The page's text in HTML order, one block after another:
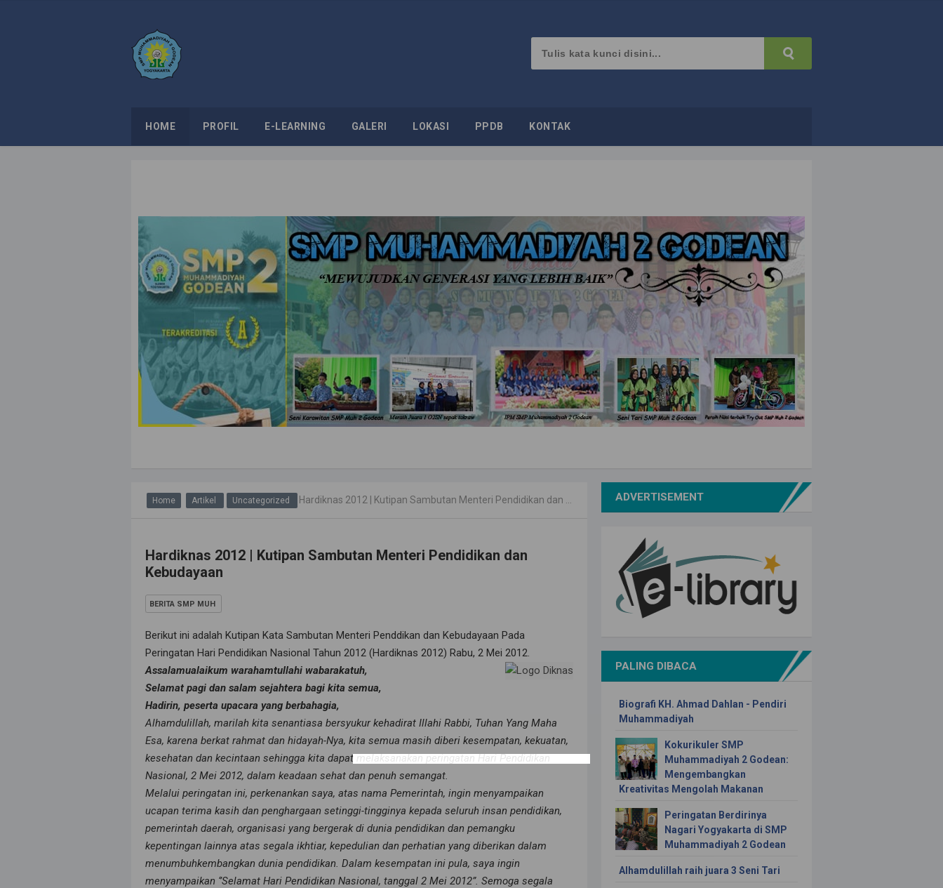
HOME PROFIL E-LEARNING GALERI LOKASI PPDB KONTAK
Home Artikel Uncategorized Hardiknas 2012 | Kutipan Sambutan Menteri Pendidikan dan Kebudayaan
Hardiknas 2012 | Kutipan Sambutan Menteri Pendidikan dan
Kebudayaan
BERITA SMP MUH
Berikut ini adalah Kutipan Kata Sambutan Menteri Penddikan dan Kebudayaan Pada
Peringatan Hari Pendidikan Nasional Tahun 2012 (Hardiknas 2012) Rabu, 2 Mei 2012.
Assalamualaikum warahamtullahi wabarakatuh,
Selamat pagi dan salam sejahtera bagi kita semua,
Hadirin, peserta upacara yang berbahagia,
Alhamdulillah, marilah kita senantiasa bersyukur kehadirat Illahi Rabbi, Tuhan Yang Maha
Esa, karena berkat rahmat dan hidayah-Nya, kita semua masih diberi kesempatan, kekuatan,
kesehatan dan kecintaan sehingga kita dapat melaksanakan peringatan Hari Pendidikan
Nasional, 2 Mei 2012, dalam keadaan sehat dan penuh semangat.
Melalui peringatan ini, perkenankan saya, atas nama Pemerintah, ingin menyampaikan
ucapan terima kasih dan penghargaan setinggi-tingginya kepada seluruh insan pendidikan,
pemerintah daerah, organisasi yang bergerak di dunia pendidikan dan pemangku
kepentingan lainnya atas segala ikhtiar, kepedulian dan perhatian yang diberikan dalam
menumbuhkembangkan dunia pendidikan. Dalam kesempatan ini pula, saya ingin
menyampaikan ‘’Selamat Hari Pendidikan Nasional, tanggal 2 Mei 2012”. Semoga segala
ADVERTISEMENT
PALING DIBACA
Biografi KH. Ahmad Dahlan - Pendiri
Muhammadiyah
Kokurikuler SMP
Muhammadiyah 2 Godean:
Mengembangkan
Kreativitas Mengolah Makanan
Peringatan Berdirinya
Nagari Yogyakarta di SMP
Muhammadiyah 2 Godean
Alhamdulillah raih juara 3 Seni Tari